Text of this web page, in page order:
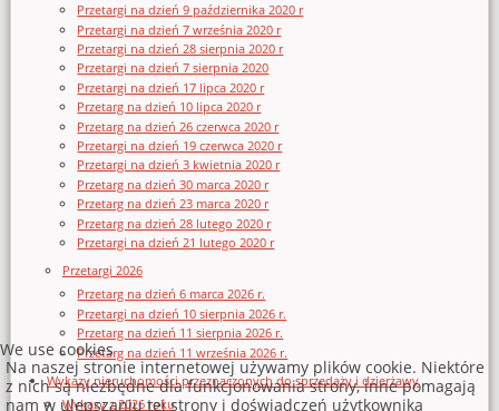
Przetargi na dzień 9 października 2020 r
Przetargi na dzień 7 września 2020 r
Przetargi na dzień 28 sierpnia 2020 r
Przetargi na dzień 7 sierpnia 2020
Przetargi na dzień 17 lipca 2020 r
Przetarg na dzień 10 lipca 2020 r
Przetarg na dzień 26 czerwca 2020 r
Przetargi na dzień 19 czerwca 2020 r
Przetargi na dzień 3 kwietnia 2020 r
Przetarg na dzień 30 marca 2020 r
Przetarg na dzień 23 marca 2020 r
Przetarg na dzień 28 lutego 2020 r
Przetargi na dzień 21 lutego 2020 r
Przetargi 2026
Przetarg na dzień 6 marca 2026 r.
Przetargi na dzień 10 sierpnia 2026 r.
Przetarg na dzień 11 sierpnia 2026 r.
Przetarg na dzień 11 września 2026 r.
Wykazy nieruchomości przeznaczonych do sprzedaży i dzierżawy
Wykazy z 2026 roku
We use cookies
Na naszej stronie internetowej używamy plików cookie. Niektóre
z nich są niezbędne dla funkcjonowania strony, inne pomagają
nam w ulepszaniu tej strony i doświadczeń użytkownika